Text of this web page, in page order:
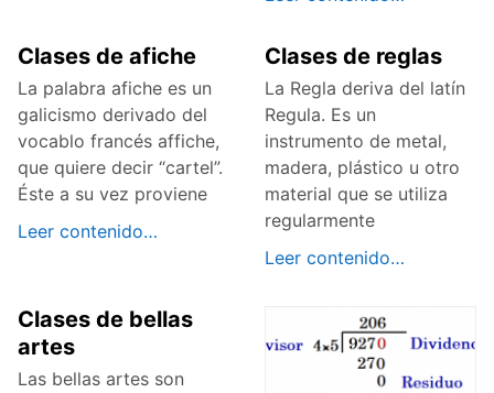
Clases de afiche
La palabra afiche es un
galicismo derivado del
vocablo francés affiche,
que quiere decir “cartel”.
Éste a su vez proviene
Leer contenido…
Clases de reglas
La Regla deriva del latín
Regula. Es un
instrumento de metal,
madera, plástico u otro
material que se utiliza
regularmente
Leer contenido…
Clases de bellas
artes
Las bellas artes son